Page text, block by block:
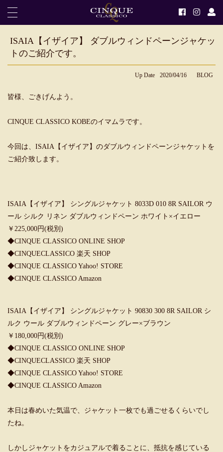
ISAIA【イザイア】 ダブルウィンドペーンジャケッ
トのご紹介です。
Up Date 2020/04/16 BLOG
皆様、ごきげんよう。
CINQUE CLASSICO KOBEのイマムラです。
今回は、ISAIA【イザイア】のダブルウィンドペーンジャケットを
ご紹介致します。
ISAIA【イザイア】 シングルジャケット 8033D 010 8R SAILOR ウ
ール シルク リネン ダブルウィンドペーン ホワイト×イエロー
￥225,000円(税別)
◆CINQUE CLASSICO ONLINE SHOP
◆CINQUECLASSICO 楽天 SHOP
◆CINQUE CLASSICO Yahoo! STORE
◆CINQUE CLASSICO Amazon
ISAIA【イザイア】 シングルジャケット 90830 300 8R SAILOR シ
ルク ウール ダブルウィンドペーン グレー×ブラウン
￥180,000円(税別)
◆CINQUE CLASSICO ONLINE SHOP
◆CINQUECLASSICO 楽天 SHOP
◆CINQUE CLASSICO Yahoo! STORE
◆CINQUE CLASSICO Amazon
本日は春めいた気温で、ジャケット一枚でも過ごせるくらいでし
たね。
しかしジャケットをカジュアルで着ることに、抵抗を感じている